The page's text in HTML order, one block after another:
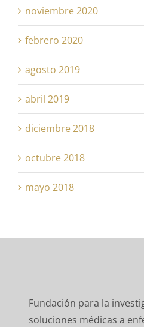
noviembre 2020
febrero 2020
agosto 2019
abril 2019
diciembre 2018
octubre 2018
mayo 2018
Fundación para la
soluciones médicas a